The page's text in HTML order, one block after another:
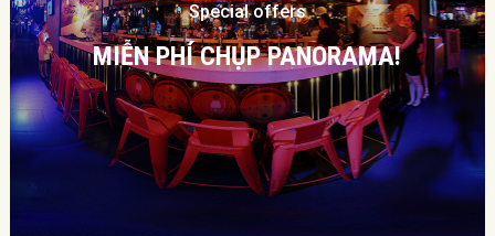
Special offers
MIỄN PHÍ CHỤP PANORAMA!